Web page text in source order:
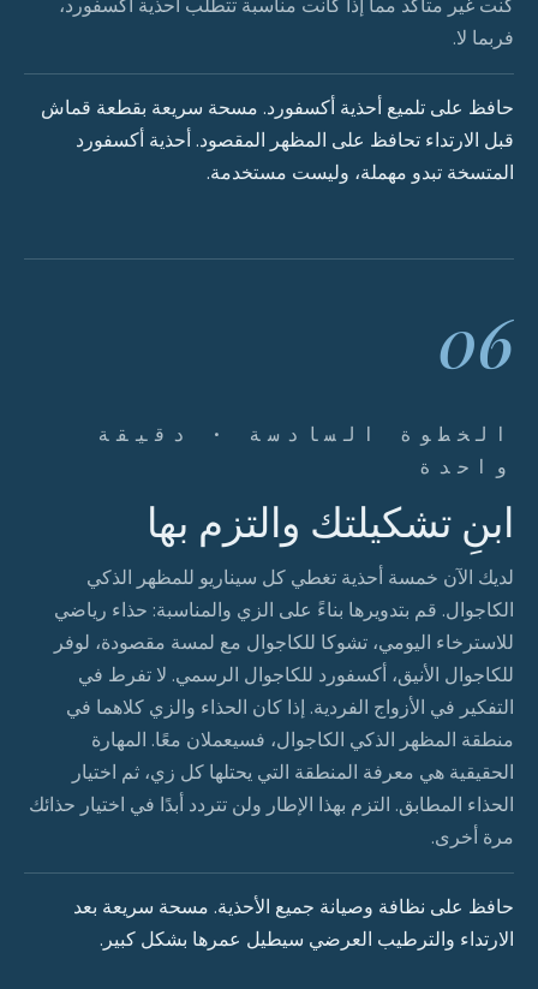
كنت غير متأكد مما إذا كانت مناسبة تتطلب أحذية أكسفورد،
فربما لا.
حافظ على تلميع أحذية أكسفورد. مسحة سريعة بقطعة قماش
قبل الارتداء تحافظ على المظهر المقصود. أحذية أكسفورد
المتسخة تبدو مهملة، وليست مستخدمة.
06
الخطوة السادسة · دقيقة
واحدة
ابنِ تشكيلتك والتزم بها
لديك الآن خمسة أحذية تغطي كل سيناريو للمظهر الذكي
الكاجوال. قم بتدويرها بناءً على الزي والمناسبة: حذاء رياضي
للاسترخاء اليومي، تشوكا للكاجوال مع لمسة مقصودة، لوفر
للكاجوال الأنيق، أكسفورد للكاجوال الرسمي. لا تفرط في
التفكير في الأزواج الفردية. إذا كان الحذاء والزي كلاهما في
منطقة المظهر الذكي الكاجوال، فسيعملان معًا. المهارة
الحقيقية هي معرفة المنطقة التي يحتلها كل زي، ثم اختيار
الحذاء المطابق. التزم بهذا الإطار ولن تتردد أبدًا في اختيار حذائك
مرة أخرى.
حافظ على نظافة وصيانة جميع الأحذية. مسحة سريعة بعد
الارتداء والترطيب العرضي سيطيل عمرها بشكل كبير.